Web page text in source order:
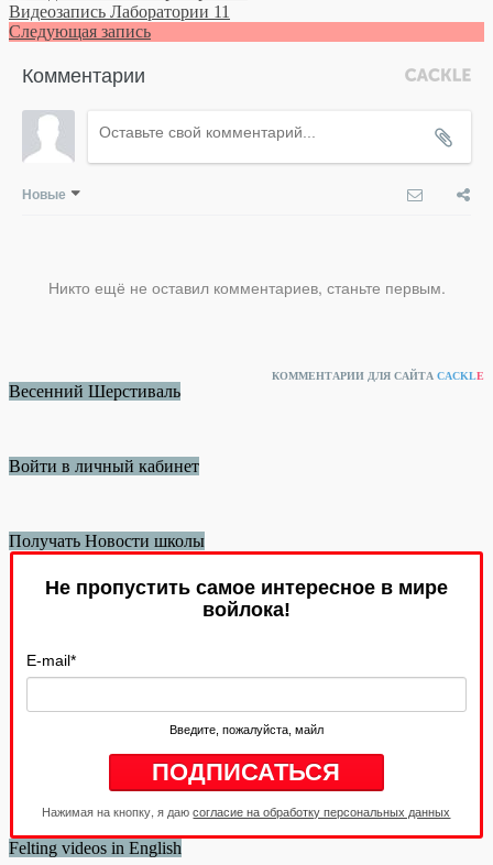
Видеозапись Лаборатории 11
Следующая запись
Комментарии
Новые
Никто ещё не оставил комментариев, станьте первым.
КОММЕНТАРИИ ДЛЯ САЙТА CACKLE
Весенний Шерстиваль
Войти в личный кабинет
Получать Новости школы
Не пропустить самое интересное в мире
войлока!
E-mail*
Введите, пожалуйста, майл
Нажимая на кнопку, я даюсогласие на обработку персональных данных
Felting videos in English